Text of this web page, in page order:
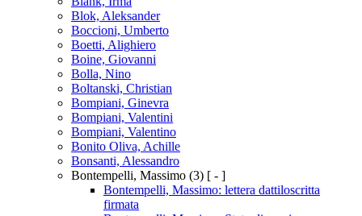
Blok, Aleksander
Boccioni, Umberto
Boetti, Alighiero
Boine, Giovanni
Bolla, Nino
Boltanski, Christian
Bompiani, Ginevra
Bompiani, Valentini
Bompiani, Valentino
Bonito Oliva, Achille
Bonsanti, Alessandro
Bontempelli, Massimo (3) [ - ]
Bontempelli, Massimo: lettera dattiloscritta
firmata